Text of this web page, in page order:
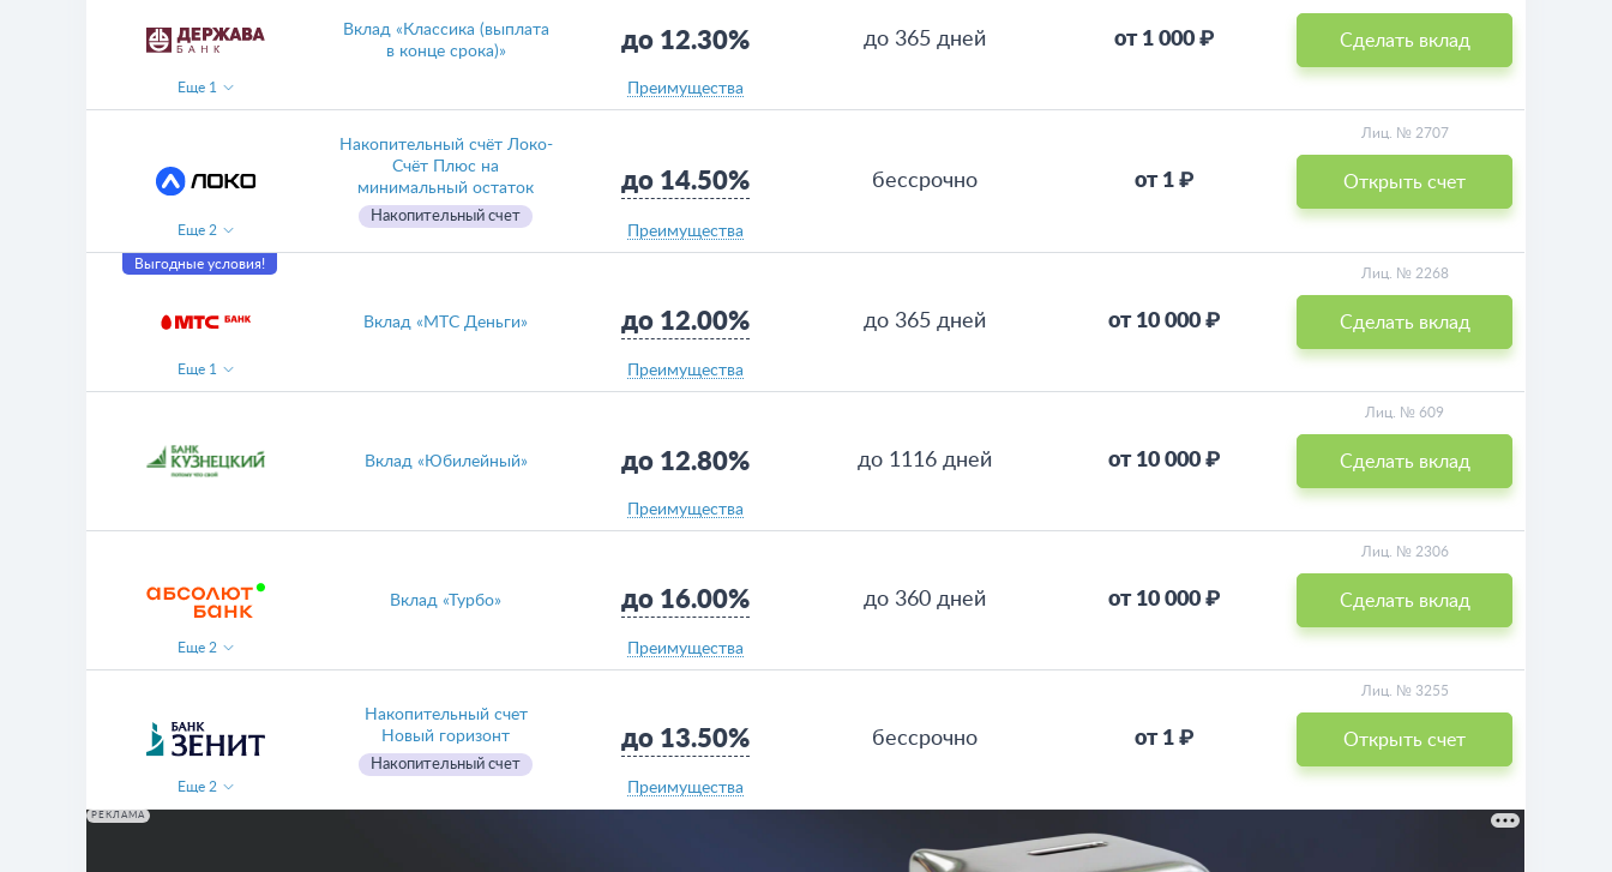
Вклад «Классика (выплата
в конце срока)»
до 12.30%
Преимущества
до 365 дней от 1 000 ₽ Сделать вклад
Еще 1
Накопительный счёт Локо-
Счёт Плюс на
минимальный остаток
Накопительный счет
до 14.50%
Преимущества
бессрочно от 1 ₽
Лиц. № 2707
Открыть счет
Еще 2
Выгодные условия!
Вклад «МТС Деньги» до 12.00%
Преимущества
до 365 дней от 10 000 ₽
Лиц. № 2268
Сделать вклад
Еще 1
Вклад «Юбилейный» до 12.80%
Преимущества
до 1116 дней от 10 000 ₽
Лиц. № 609
Сделать вклад
Вклад «Турбо» до 16.00%
Преимущества
до 360 дней от 10 000 ₽
Лиц. № 2306
Сделать вклад
Еще 2
Накопительный счет
Новый горизонт
Накопительный счет
до 13.50%
Преимущества
бессрочно от 1 ₽
Лиц. № 3255
Открыть счет
Еще 2
РЕКЛАМА